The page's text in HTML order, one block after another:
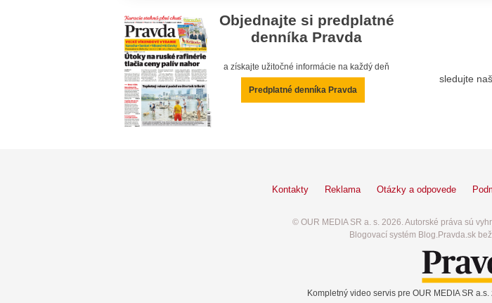
Objednajte si predplatné
denníka Pravda
a získajte užitočné informácie na každý deň
Predplatné denníka Pravda
sledujte
Kontakty Reklama Otázky a odpovede
© OUR MEDIA SR a. s. 2026. Autorské práva sú
Blogovací systém Blog.Pravda.sk
Kompletný video servis pre OUR MEDIA SR